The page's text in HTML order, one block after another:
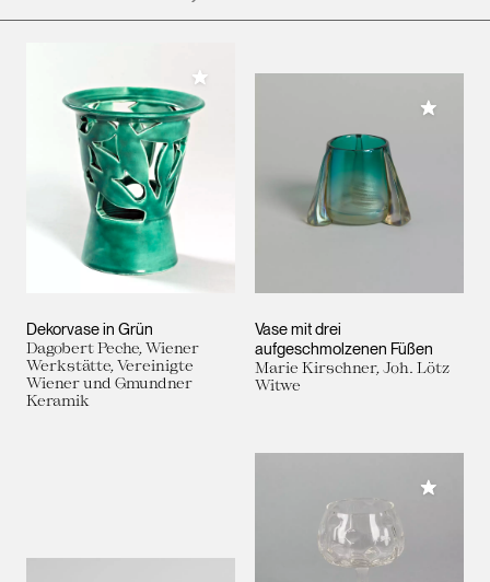
Dekorvase in Grün
Dagobert Peche, Wiener
Werkstätte, Vereinigte
Wiener und Gmundner
Keramik
Meiner Sammlung hinzufügen
Vase mit drei
aufgeschmolzenen Füßen
Marie Kirschner, Joh. Lötz
Witwe
Meiner
Meiner